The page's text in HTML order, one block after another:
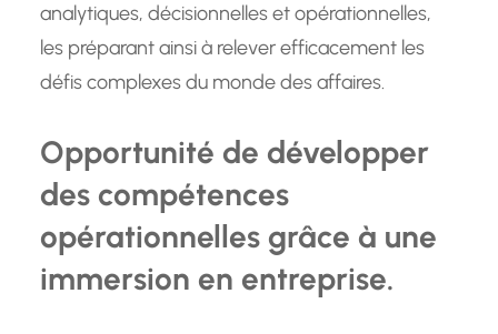
analytiques, décisionnelles et opérationnelles,
les préparant ainsi à relever efficacement les
défis complexes du monde des affaires.
Opportunité de développer
des compétences
opérationnelles grâce à une
immersion en entreprise.